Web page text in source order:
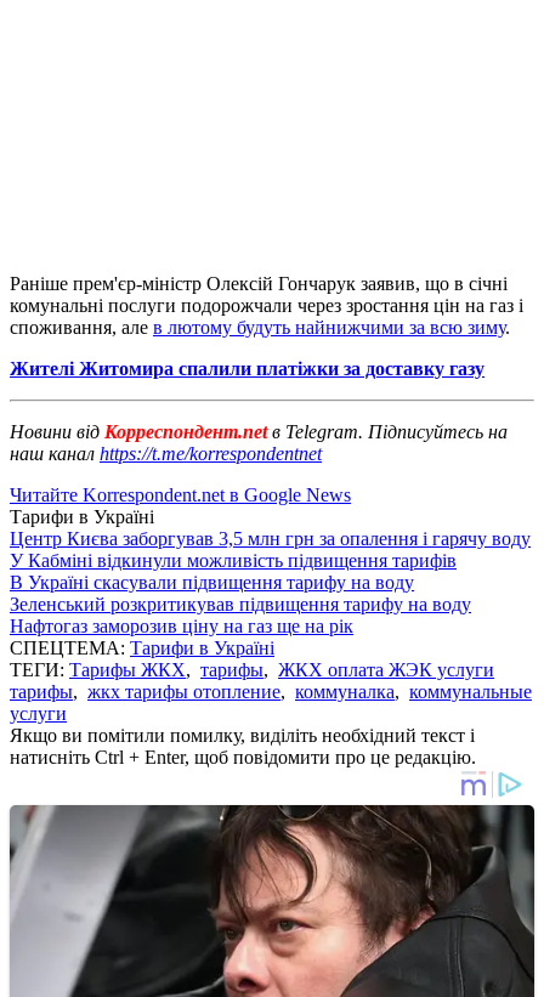
Раніше прем'єр-міністр Олексій Гончарук заявив, що в січні
комунальні послуги подорожчали через зростання цін на газ і
споживання, але в лютому будуть найнижчими за всю зиму.
Жителі Житомира спалили платіжки за доставку газу
Новини від Корреспондент.netв Telegram. Підписуйтесь на
наш канал https://t.me/korrespondentnet
Читайте Korrespondent.net в Google News
Тарифи в Україні
Центр Києва заборгував 3,5 млн грн за опалення і гарячу воду
У Кабміні відкинули можливість підвищення тарифів
В Україні скасували підвищення тарифу на воду
Зеленський розкритикував підвищення тарифу на воду
Нафтогаз заморозив ціну на газ ще на рік
СПЕЦТЕМА: Тарифи в Україні
ТЕГИ: Тарифы ЖКХ, тарифы, ЖКХ оплата ЖЭК услуги
тарифы, жкх тарифы отопление, коммуналка, коммунальные
услуги
Якщо ви помітили помилку, виділіть необхідний текст і
натисніть Ctrl + Enter, щоб повідомити про це редакцію.